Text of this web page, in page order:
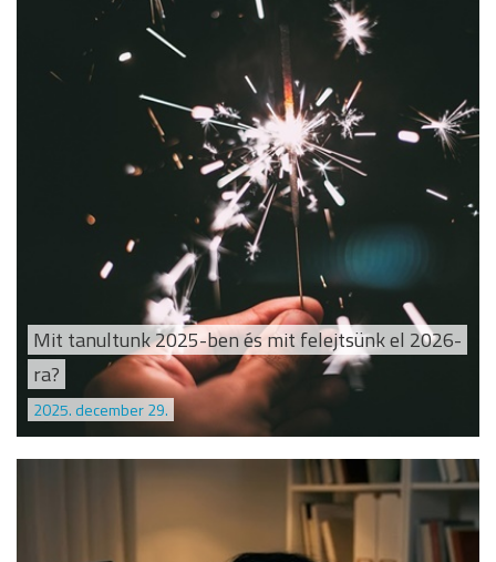
Mit tanultunk 2025-ben és mit felejtsünk el 2026-
ra?
2025. december 29.